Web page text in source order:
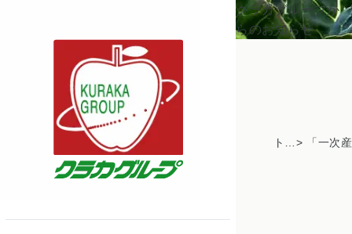
クラカグループか
らのお知らせ
トピックス一覧